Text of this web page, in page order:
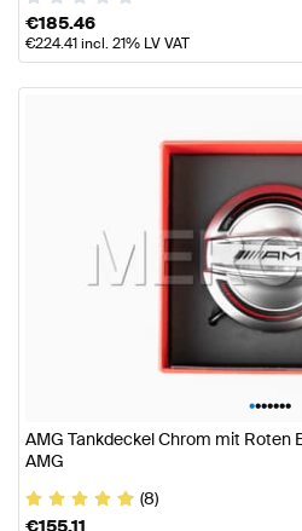
€185.46
€224.41incl. 21% LV VAT
•••••••
AMG Tankdeckel Chrom mit Roten
AMG
(8)
€155.11